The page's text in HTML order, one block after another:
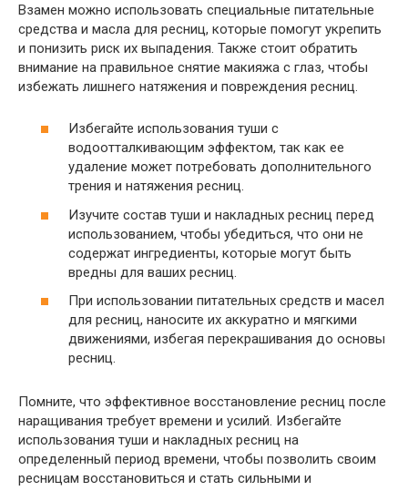
Взамен можно использовать специальные питательные
средства и масла для ресниц, которые помогут укрепить
и понизить риск их выпадения. Также стоит обратить
внимание на правильное снятие макияжа с глаз, чтобы
избежать лишнего натяжения и повреждения ресниц.
Избегайте использования туши с
водоотталкивающим эффектом, так как ее
удаление может потребовать дополнительного
трения и натяжения ресниц.
Изучите состав туши и накладных ресниц перед
использованием, чтобы убедиться, что они не
содержат ингредиенты, которые могут быть
вредны для ваших ресниц.
При использовании питательных средств и масел
для ресниц, наносите их аккуратно и мягкими
движениями, избегая перекрашивания до основы
ресниц.
Помните, что эффективное восстановление ресниц после
наращивания требует времени и усилий. Избегайте
использования туши и накладных ресниц на
определенный период времени, чтобы позволить своим
ресницам восстановиться и стать сильными и